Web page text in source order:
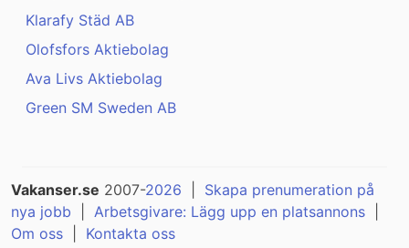
Klarafy Städ AB
Olofsfors Aktiebolag
Ava Livs Aktiebolag
Green SM Sweden AB
Vakanser.se 2007-2026
Skapa prenumeration på
nya jobb
Arbetsgivare: Lägg upp en platsannons
Om oss
Kontakta oss